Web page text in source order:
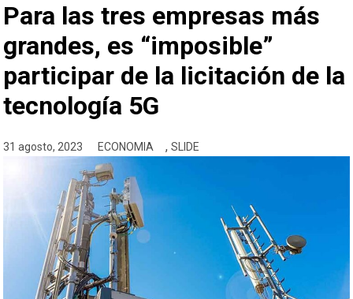
Para las tres empresas más
grandes, es “imposible”
participar de la licitación de la
tecnología 5G
31 agosto, 2023 ECONOMIA ,SLIDE